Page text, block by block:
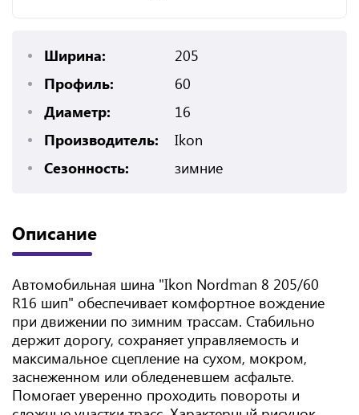
Ширина:
205
Профиль:
60
Диаметр:
16
Производитель:
Ikon
Сезонность:
зимние
Описание
Автомобильная шина "Ikon Nordman 8 205/60
R16 шип" обеспечивает комфортное вождение
при движении по зимним трассам. Стабильно
держит дорогу, сохраняет управляемость и
максимальное сцепление на сухом, мокром,
заснеженном или обледеневшем асфальте.
Помогает уверенно проходить повороты и